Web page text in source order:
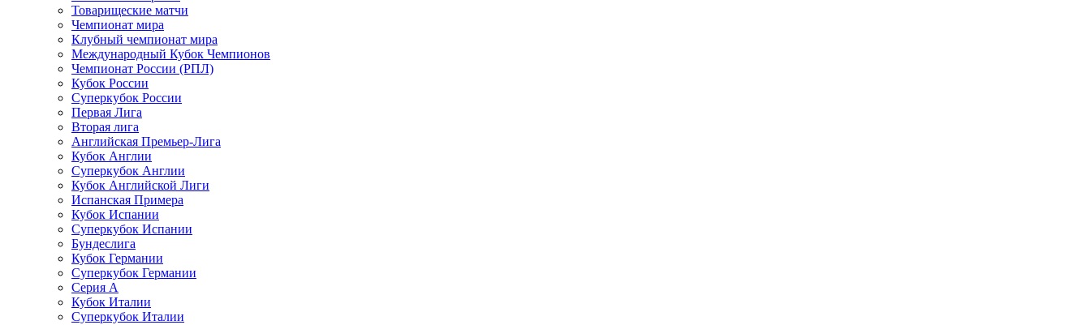
Товарищеские матчи
Чемпионат мира
Клубный чемпионат мира
Международный Кубок Чемпионов
Чемпионат России (РПЛ)
Кубок России
Суперкубок России
Первая Лига
Вторая лига
Английская Премьер-Лига
Кубок Англии
Суперкубок Англии
Кубок Английской Лиги
Испанская Примера
Кубок Испании
Суперкубок Испании
Бундеслига
Кубок Германии
Суперкубок Германии
Серия А
Кубок Италии
Суперкубок Италии